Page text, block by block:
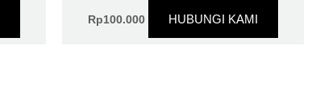
Rp100.000 HUBUNGI KAMI